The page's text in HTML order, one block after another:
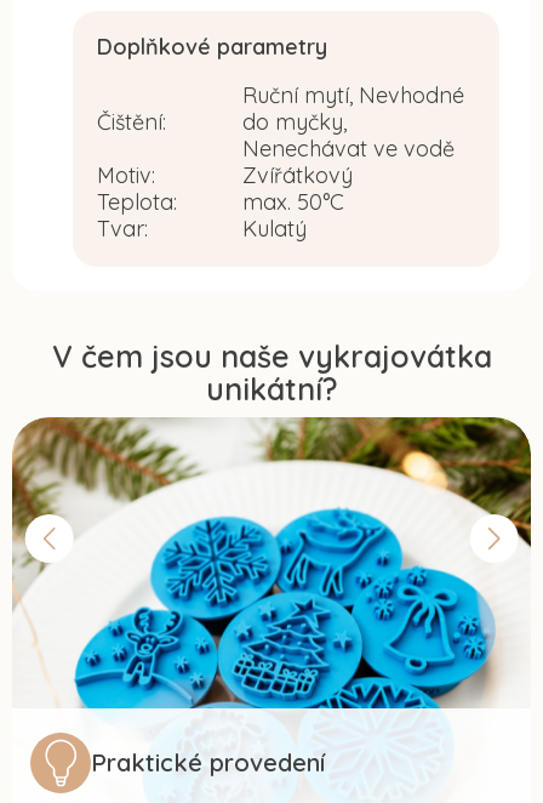
V čem jsou naše vykrajovátka
unikátní?
Praktické provedení
Doplňkové parametry
Čištění:
Ruční mytí, Nevhodné
do myčky,
Nenechávat ve vodě
Motiv:
Zvířátkový
Teplota:
max. 50°C
Tvar: Kulatý